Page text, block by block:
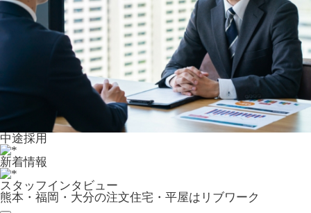
中途採用
新着情報
スタッフインタビュー
熊本・福岡・大分の注文住宅・平屋はリブワーク